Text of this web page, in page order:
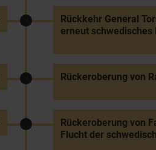
Rückkehr General
erneut
Rückeroberung von
Rückeroberung von
Flucht der